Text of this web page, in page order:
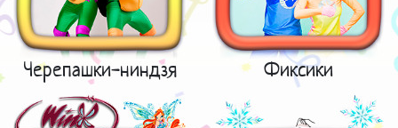
Черепашки-ниндзя Фиксики